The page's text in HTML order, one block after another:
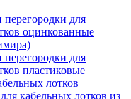
перегородки для
оцинкованные
перегородки для
пластиковые
лотков
кабельных лотков из